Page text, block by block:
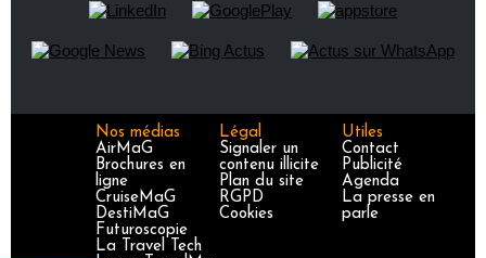
Nos médias
AirMaG
Brochures en
ligne
CruiseMaG
DestiMaG
Futuroscopie
La Travel Tech
Légal
Signaler un
contenu illicite
Plan du site
RGPD
Cookies
Utiles
Contact
Publicité
Agenda
La presse en
parle